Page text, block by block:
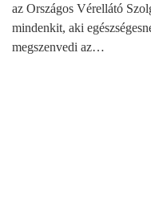
az Országos Vérellátó
mindenkit, aki
megszenvedi az…